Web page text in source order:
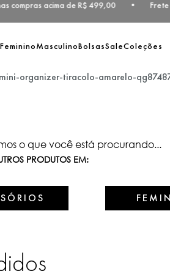
compras acima de R$ 499,00 •
FemininoMasculinoBolsasSaleColeções
organizer-tiracolo-amarelo-
o que você está procurando...
PRODUTOS EM: